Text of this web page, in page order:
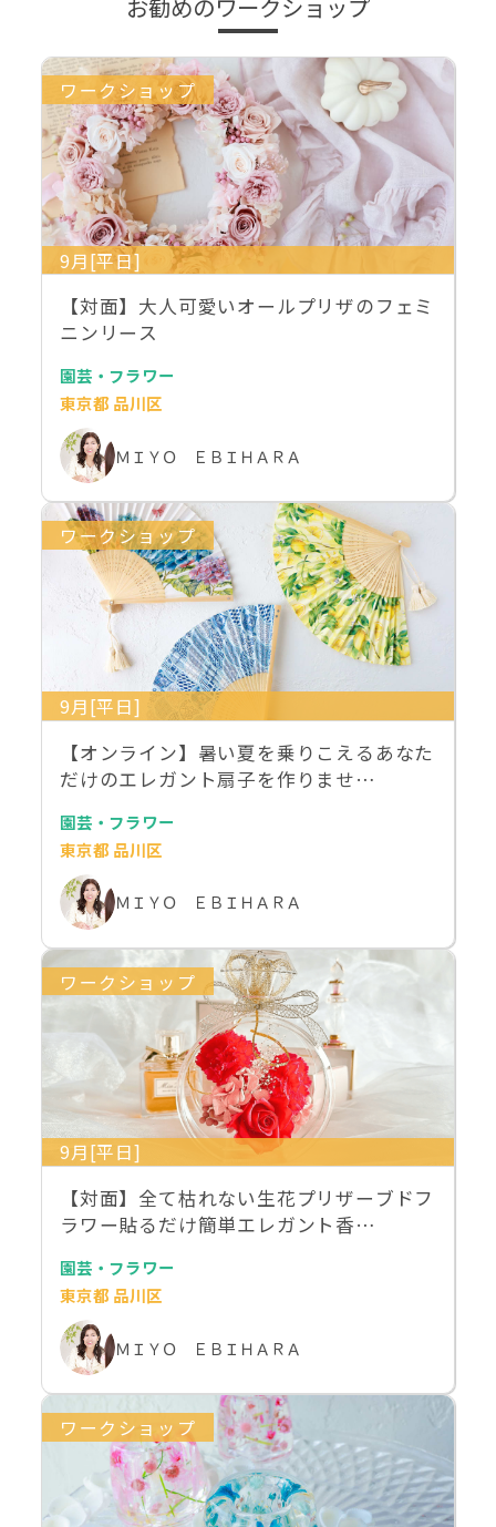
お勧めのワークショップ
ワークショップ
9月[平日]
【対面】大人可愛いオールプリザのフェミ
ニンリース
園芸・フラワー
東京都 品川区
ＭＩＹＯ ＥＢＩＨＡＲＡ
ワークショップ
9月[平日]
【オンライン】暑い夏を乗りこえるあなた
だけのエレガント扇子を作りませ…
園芸・フラワー
東京都 品川区
ＭＩＹＯ ＥＢＩＨＡＲＡ
ワークショップ
9月[平日]
【対面】全て枯れない生花プリザーブドフ
ラワー貼るだけ簡単エレガント香…
園芸・フラワー
東京都 品川区
ＭＩＹＯ ＥＢＩＨＡＲＡ
ワークショップ